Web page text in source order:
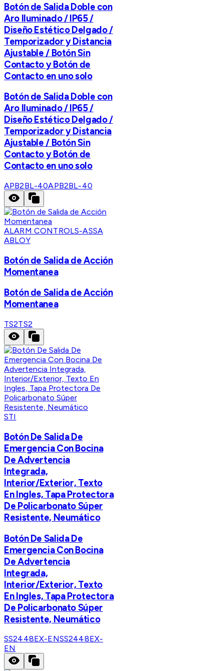
Botón de Salida Doble con
Aro Iluminado / IP65 /
Diseño Estético Delgado /
Temporizador y Distancia
Ajustable / Botón Sin
Contacto y Botón de
Contacto en uno solo
Botón de Salida Doble con
Aro Iluminado / IP65 /
Diseño Estético Delgado /
Temporizador y Distancia
Ajustable / Botón Sin
Contacto y Botón de
Contacto en uno solo
APB2BL-40APB2BL-40
ALARM CONTROLS-ASSA
ABLOY
Botón de Salida de Acción
Momentanea
Botón de Salida de Acción
Momentanea
TS2TS2
STI
Botón De Salida De
Emergencia Con Bocina
De Advertencia
Integrada,
Interior/Exterior, Texto
En Ingles, Tapa Protectora
De Policarbonato Súper
Resistente, Neumático
Botón De Salida De
Emergencia Con Bocina
De Advertencia
Integrada,
Interior/Exterior, Texto
En Ingles, Tapa Protectora
De Policarbonato Súper
Resistente, Neumático
SS2448EX-ENSS2448EX-
EN